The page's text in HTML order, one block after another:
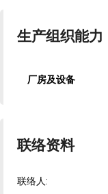
生产组织能力
厂房及设备
联络资料
联络人: